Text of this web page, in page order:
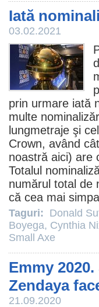
Iată
03.02.2021
prin urmare iată
multe
lungmetraje şi
Crown, având
noastră aici) are
Totalul
numărul total de
că cea mai
Taguri: Donald
Boyega, Cynthia
Small Axe
Emmy
Zendaya
21.09.2020